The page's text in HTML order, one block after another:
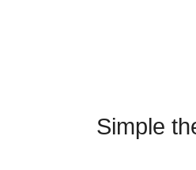
Simple